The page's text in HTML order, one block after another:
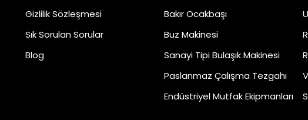
Gizlilik Sözleşmesi
Sık Sorulan Sorular
Blog
Bakır Ocakbaşı
Buz Makinesi
Sanayi Tipi Bulaşık Makinesi
Paslanmaz Çalışma Tezgahı
Endüstriyel Mutfak Ekipmanları